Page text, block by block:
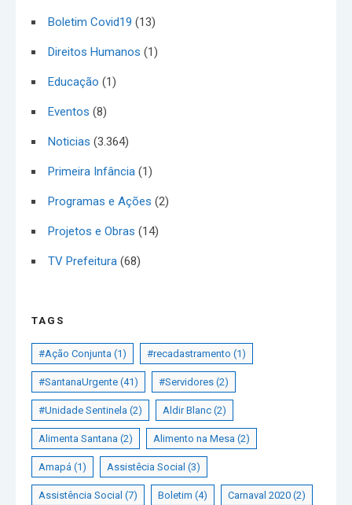
Boletim Covid19 (13)
Direitos Humanos (1)
Educação (1)
Eventos (8)
Noticias (3.364)
Primeira Infância (1)
Programas e Ações (2)
Projetos e Obras (14)
TV Prefeitura (68)
TAGS
#Ação Conjunta (1) #recadastramento (1)
#SantanaUrgente (41) #Servidores (2)
#Unidade Sentinela (2) Aldir Blanc (2)
Alimenta Santana (2) Alimento na Mesa (2)
Amapá (1) Assistêcia Social (3)
Assistência Social (7) Boletim (4) Carnaval 2020 (2)